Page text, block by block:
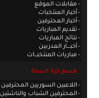
مقابلات الموقع
أخبار المنتخبات
أخبار المحترفين
تقديم المباريات
نتائج المباريات
أخبـــار المدربين
مباريات المنتخبــات
قسم كرة السلة
اللاعبين السوريين المحترفين
المحترفين الشباب والناشئين